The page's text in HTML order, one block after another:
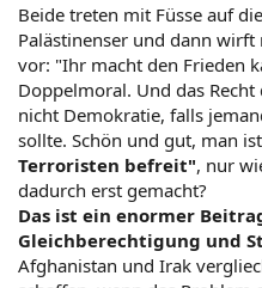
Beide treten mit Füsse auf
Palästinenser und dann wirft
vor: "Ihr macht den Frieden
Doppelmoral. Und das
nicht Demokratie, falls
sollte. Schön und gut, man ist
Terroristen befreit", nur
dadurch erst gemacht?
Das ist ein enormer
Gleichberechtigung und
Afghanistan und Irak